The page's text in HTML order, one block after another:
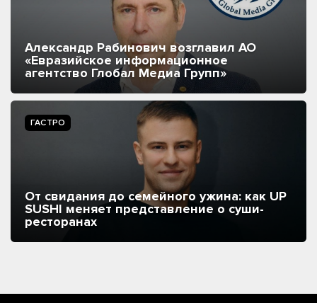
Александр Рабинович возглавил АО
«Евразийское информационное
агентство Глобал Медиа Групп»
ГАСТРО
От свидания до семейного ужина: как UP
SUSHI меняет представление о суши-
ресторанах